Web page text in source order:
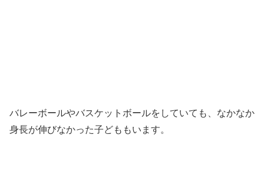
バレーボールやバスケットボールをしていても、なかなか
身長が伸びなかった子どももいます。